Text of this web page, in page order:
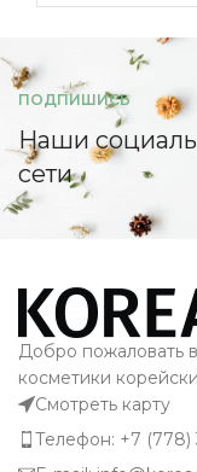
ПОДПИШИСЬ
Наши
сети
Добро пожаловать
косметики
Смотреть карту
Телефон: +7 (778)